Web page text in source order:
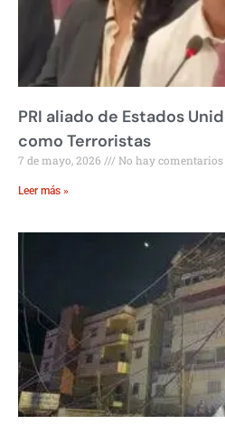
PRI aliado de Estados
como Terroristas
7 de mayo, 2026 No hay comentarios
Leer más »